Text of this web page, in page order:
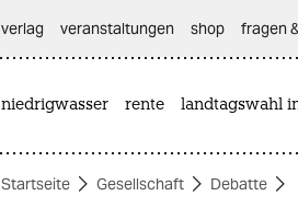
themen
verlag
veranstaltungen shop fragen
niedrigwasser rente landtagswahl
Startseite Gesellschaft Debatte